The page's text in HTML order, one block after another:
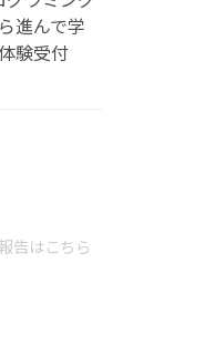
進んで学
験受付
告はこちら